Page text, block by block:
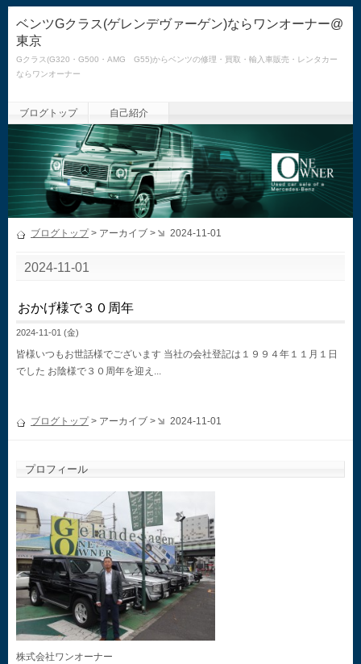
ベンツGクラス(ゲレンデヴァーゲン)ならワンオーナー@
東京
Gクラス(G320・G500・AMG G55)からベンツの修理・買取・輸入車販売・レンタカー
ならワンオーナー
ブログトップ 自己紹介
ブログトップ> アーカイブ > 2024-11-01
2024-11-01
おかげ様で３０周年
2024-11-01 (金)
皆様いつもお世話様でございます 当社の会社登記は１９９４年１１月１日
でした お陰様で３０周年を迎え...
ブログトップ> アーカイブ > 2024-11-01
プロフィール
株式会社ワンオーナー